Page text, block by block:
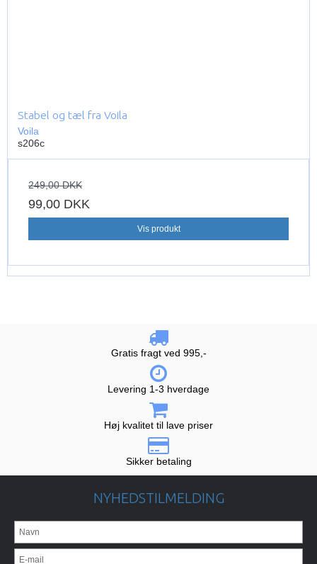
Stabel og tæl fra Voila
Voila
s206c
249,00 DKK
99,00 DKK
Vis produkt
Gratis fragt ved 995,-
Levering 1-3 hverdage
Høj kvalitet til lave priser
Sikker betaling
NYHEDSTILMELDING